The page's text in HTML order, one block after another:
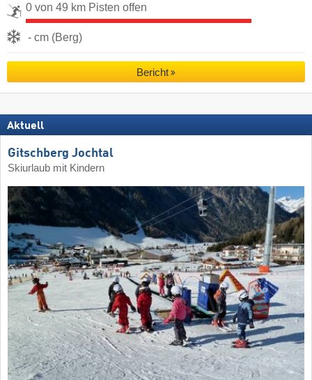
0 von 49 km Pisten offen
- cm (Berg)
Bericht
Aktuell
Gitschberg Jochtal
Skiurlaub mit Kindern